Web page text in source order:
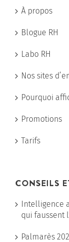
À propos
Blogue RH
Labo RH
Nos sites
Pourquoi
Promotions
Tarifs
CONSEILS
Intelligence
qui faussent
Palmarès